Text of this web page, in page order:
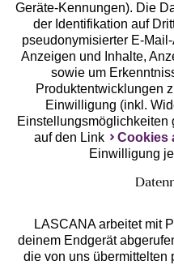
Unsere Apps
Services
Geräte-Kennungen). Die
der Identifikation auf
pseudonymisierter E-
Anzeigen und Inhalte,
sowie um
Produktentwicklungen
Einwilligung (inkl.
Einstellungsmöglichkeiten
auf den Link
Cookies
Einwilligung
LASCANA arbeitet mit
deinem Endgerät
die von uns übermittelten